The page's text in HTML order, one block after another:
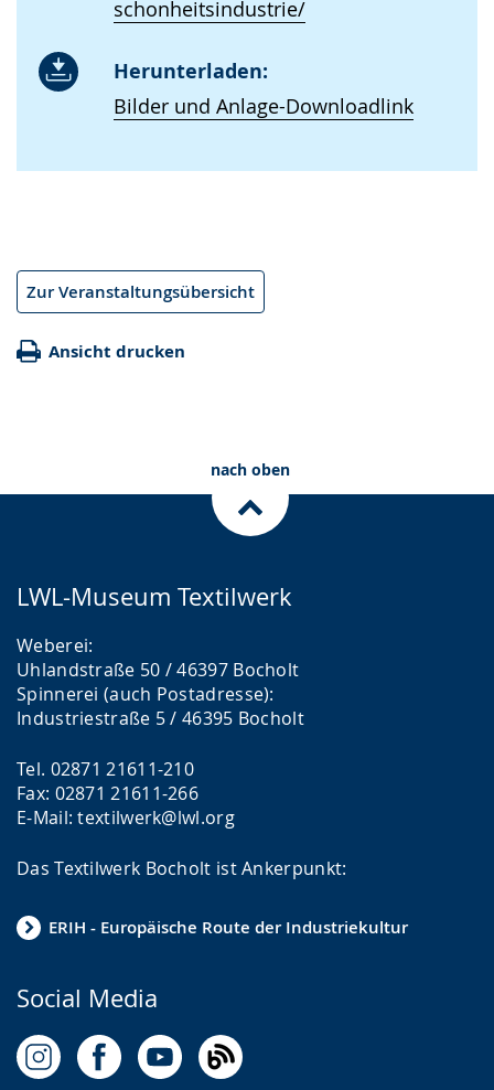
schonheitsindustrie/
Herunterladen:
Bilder und Anlage-Downloadlink
Zur Veranstaltungsübersicht
Ansicht drucken
nach oben
LWL-Museum Textilwerk
Weberei:
Uhlandstraße 50 / 46397 Bocholt
Spinnerei (auch Postadresse):
Industriestraße 5 / 46395 Bocholt
Tel. 02871 21611-210
Fax: 02871 21611-266
E-Mail: textilwerk@lwl.org
Das Textilwerk Bocholt ist Ankerpunkt:
ERIH - Europäische Route der Industriekultur
Social Media